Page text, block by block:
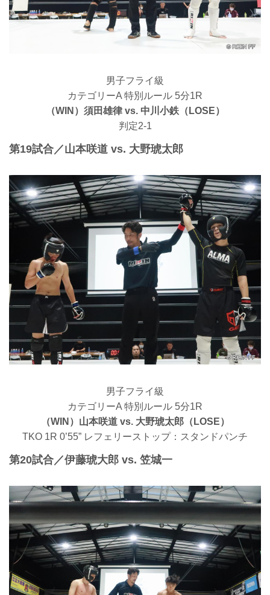
男子フライ級
カテゴリーA 特別ルール 5分1R
（WIN）須田雄律 vs. 中川小鉄（LOSE）
判定2-1
第19試合／山本咲道 vs. 大野琥太郎
男子フライ級
カテゴリーA 特別ルール 5分1R
（WIN）山本咲道 vs. 大野琥太郎（LOSE）
TKO 1R 0’55” レフェリーストップ：スタンドパンチ
第20試合／伊藤琥大郎 vs. 笠城一